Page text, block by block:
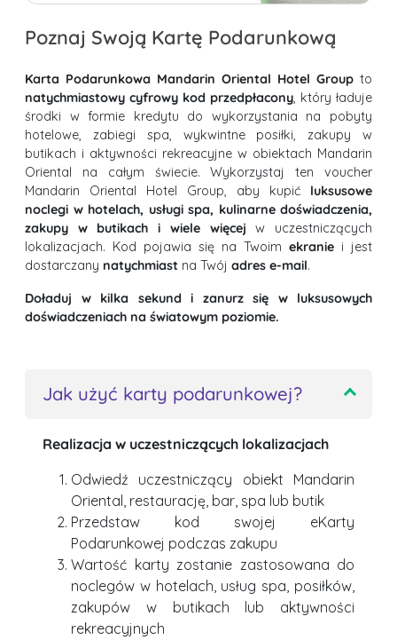
Poznaj Swoją Kartę Podarunkową
Karta Podarunkowa Mandarin Oriental Hotel Group to
natychmiastowy cyfrowy kod przedpłacony, który ładuje
środki w formie kredytu do wykorzystania na pobyty
hotelowe, zabiegi spa, wykwintne posiłki, zakupy w
butikach i aktywności rekreacyjne w obiektach Mandarin
Oriental na całym świecie. Wykorzystaj ten voucher
Mandarin Oriental Hotel Group, aby kupić luksusowe
noclegi w hotelach, usługi spa, kulinarne doświadczenia,
zakupy w butikach i wiele więcej w uczestniczących
lokalizacjach. Kod pojawia się na Twoim ekranie i jest
dostarczany natychmiast na Twój adres e-mail.
Doładuj w kilka sekund i zanurz się w luksusowych
doświadczeniach na światowym poziomie.
Jak użyć karty podarunkowej?
Realizacja w uczestniczących lokalizacjach
Odwiedź uczestniczący obiekt Mandarin
Oriental, restaurację, bar, spa lub butik
Przedstaw kod swojej eKarty
Podarunkowej podczas zakupu
Wartość karty zostanie zastosowana do
noclegów w hotelach, usług spa, posiłków,
zakupów w butikach lub aktywności
rekreacyjnych